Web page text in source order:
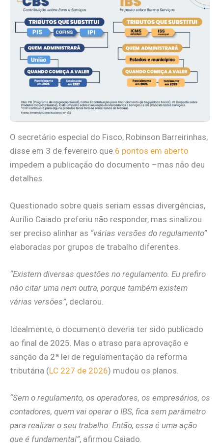
O secretário especial do Fisco, Robinson Barreirinhas,
disse em 3 de fevereiro que 6 pontos em aberto
impedem a publicação do documento –mas não deu
detalhes.
Questionado sobre quais seriam essas divergências,
Aurílio Caiado preferiu não responder, mas sinalizou
ser preciso alinhar as “várias versões do regulamento”
elaboradas por grupos de trabalho diferentes.
“Existem diversas questões no regulamento. Eu prefiro
não citar uma nem outra, porque também existem
várias versões”, declarou.
Idealmente, o documento deveria ter sido publicado
ao final de 2025. Mas o atraso para aprovação e
sanção da 2ª lei de regulamentação da reforma
tributária (LC 227 de 2026) mudou os planos.
“Sem o regulamento, os operadores, os empresários, os
contadores, quem vai operar o IBS, fica sem parâmetro
para realizar o seu trabalho. Então, essa é uma ação
que é fundamental”, afirmou Caiado.